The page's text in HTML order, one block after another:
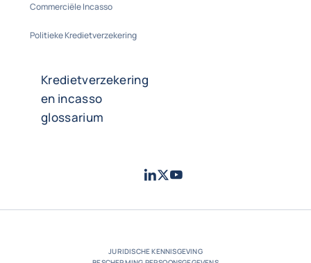
Commerciële Incasso
Politieke Kredietverzekering
Kredietverzekering
en incasso
glossarium
LinkedIn
TwitterYoutube
JURIDISCHE KENNISGEVING